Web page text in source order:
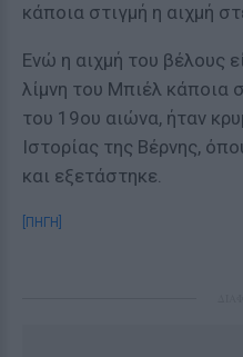
κάποια στιγμή η αιχμή
Ενώ η αιχμή του βέλους
λίμνη του Μπιέλ κάποια
του 19ου αιώνα, ήταν
Ιστορίας της Βέρνης,
και εξετάστηκε.
[ΠΗΓΗ]